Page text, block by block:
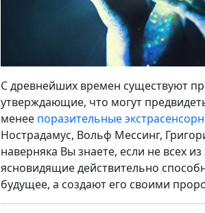
С древнейших времен существуют
утверждающие, что могут
менее поразительные
Нострадамус, Вольф Мессинг,
наверняка Вы знаете, если не всех
ясновидящие действительно
будущее, а создают его своими